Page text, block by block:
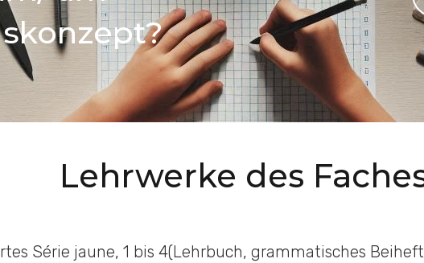
Lehrwerke des
Série jaune, 1 bis 4(Lehrbuch, grammatisches